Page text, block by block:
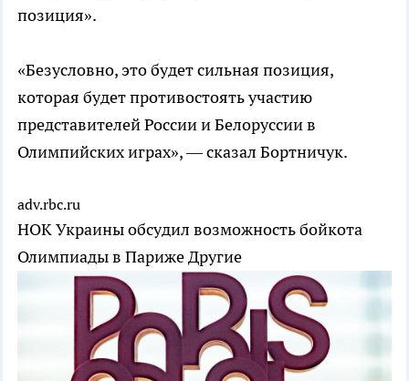
позиция».
«Безусловно, это будет сильная позиция,
которая будет противостоять участию
представителей России и Белоруссии в
Олимпийских играх», — сказал Бортничук.
adv.rbc.ru
НОК Украины обсудил возможность бойкота
Олимпиады в ПарижеДругие